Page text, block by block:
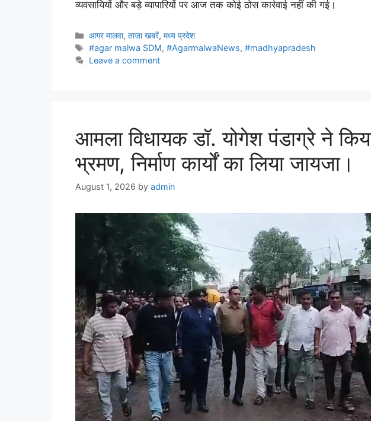
व्यवसायियों और बड़े व्यापारियों पर आज तक कोई ठोस कार्रवाई नहीं की गई।
आगर मालवा,ताज़ा खबरें,मध्य प्रदेश
#agar malwa SDM,#AgarmalwaNews,#madhyapradesh
Leave a comment
आमला विधायक डॉ. योगेश पंडाग्रे ने
भ्रमण, निर्माण कार्यों का लिया जायजा।
August 1, 2026 by admin